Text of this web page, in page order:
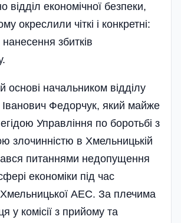
відділ економічної безпеки,
окреслили чіткі і конкретні:
нанесення збитків
основі начальником відділу
Федорчук, який майже
Управління по боротьбі з
злочинністю в Хмельницькій
питаннями недопущення
економіки під час
Хмельницької АЕС. За плечима
у комісії з прийому та